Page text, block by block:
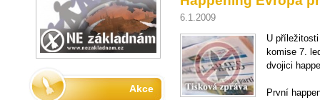
6.1.2009
U
komise 7.
dvojici
První
Akce